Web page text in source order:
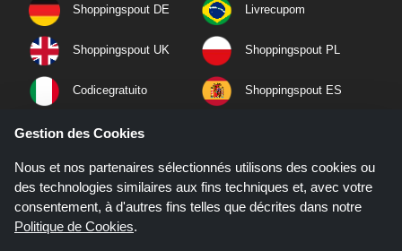
Shoppingspout DE Livrecupom
Shoppingspout UK Shoppingspout PL
Codicegratuito Shoppingspout ES
Shoppingspout NL
Shoppingspout PT Shoppingspout NO
Gestion des Cookies
Nous et nos partenaires sélectionnés utilisons des cookies ou
des technologies similaires aux fins techniques et, avec votre
consentement, à d'autres fins telles que décrites dans notre
Politique de Cookies.